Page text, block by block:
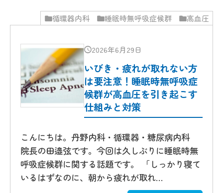
循環器内科 睡眠時無呼吸症候群 高血圧
2026年6月29日
いびき・疲れが取れない方
は要注意！睡眠時無呼吸症
候群が高血圧を引き起こす
仕組みと対策
こんにちは。丹野内科・循環器・糖尿病内科
院長の田邉弦です。今回は久しぶりに睡眠時無
呼吸症候群に関する話題です。 「しっかり寝て
いるはずなのに、朝から疲れが取れ…